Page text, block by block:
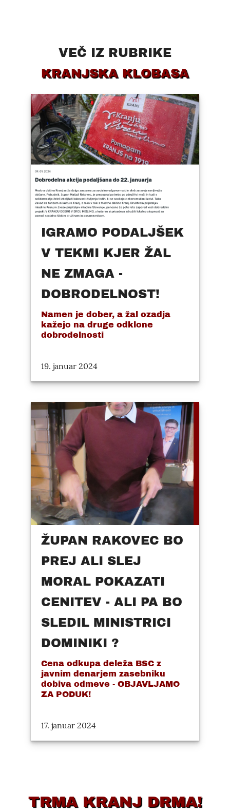
VEČ IZ RUBRIKE
KRANJSKA KLOBASA
IGRAMO PODALJŠEK
V TEKMI KJER ŽAL
NE ZMAGA -
DOBRODELNOST!
Namen je dober, a žal ozadja
kažejo na druge odklone
dobrodelnosti
19. januar 2024
ŽUPAN RAKOVEC BO
PREJ ALI SLEJ
MORAL POKAZATI
CENITEV - ALI PA BO
SLEDIL MINISTRICI
DOMINIKI ?
Cena odkupa deleža BSC z
javnim denarjem zasebniku
dobiva odmeve - OBJAVLJAMO
ZA PODUK!
17. januar 2024
TRMA KRANJ DRMA!